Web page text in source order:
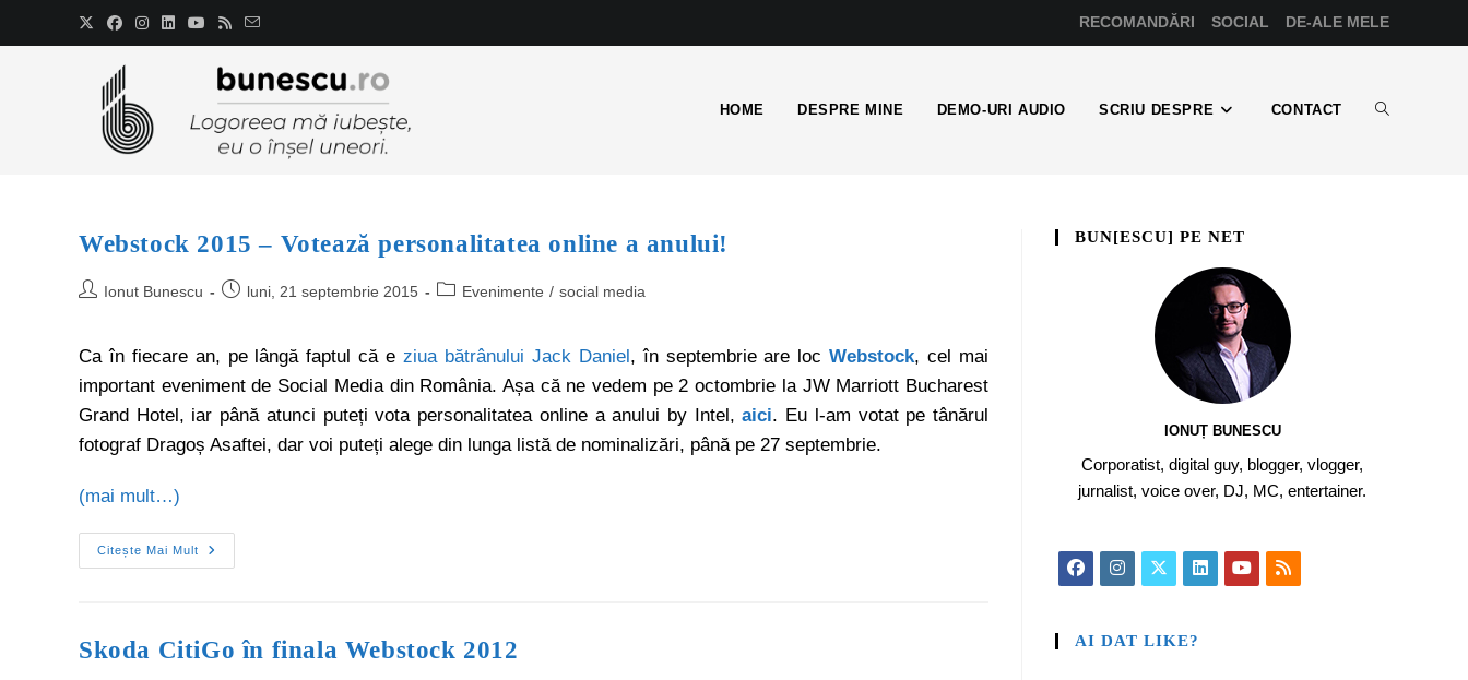
RECOMANDĂRI SOCIAL DE-ALE MELE
HOME DESPRE MINE DEMO-URI AUDIO SCRIU DESPRE CONTACT
Webstock 2015 – Votează personalitatea online a anului!
Ionut Bunescu luni, 21 septembrie 2015 Evenimente / social media
Ca în fiecare an, pe lângă faptul că eziua bătrânului Jack Daniel, în septembrie are locWebstock, cel mai
important eveniment de Social Media din România. Așa că ne vedem pe 2 octombrie la JW Marriott Bucharest
Grand Hotel, iar până atunci puteți vota personalitatea online a anului by Intel,aici. Eu l-am votat pe tânărul
fotograf Dragoș Asaftei, dar voi puteți alege din lunga listă de nominalizări, până pe 27 septembrie.
(mai mult…)
Citește Mai Mult
Skoda CitiGo în finala Webstock 2012
BUN[ESCU] PE NET
IONUȚ BUNESCU
Corporatist, digital guy, blogger, vlogger,
jurnalist, voice over, DJ, MC, entertainer.
AI DAT LIKE?